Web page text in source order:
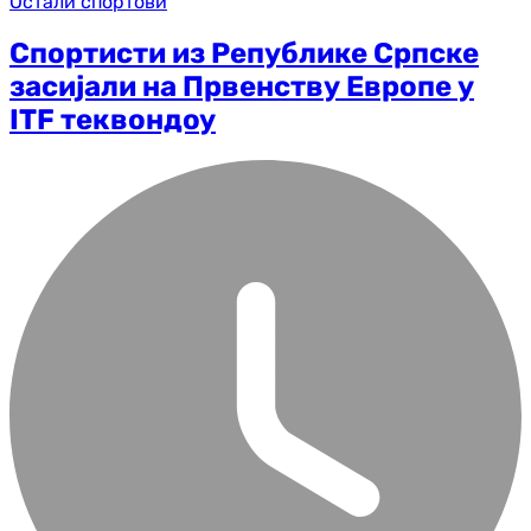
Спортисти из Републике Српске
засијали на Првенству Европе у
ITF теквондоу